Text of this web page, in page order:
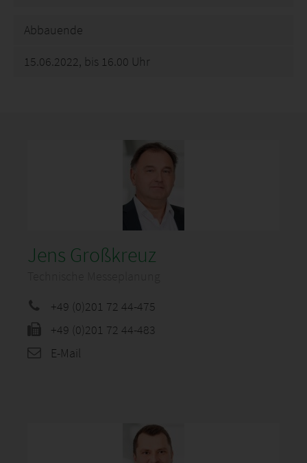
Abbauende
15.06.2022, bis 16.00 Uhr
Jens Großkreuz
+49 (0)201 72 44-475
+49 (0)201 72 44-483
E-Mail